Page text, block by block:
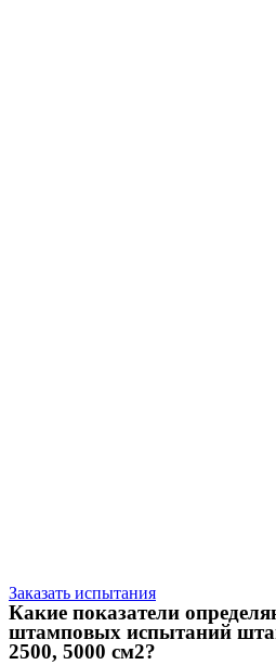
Заказать испытания
Какие показатели
штамповых испытаний
2500, 5000 см2?